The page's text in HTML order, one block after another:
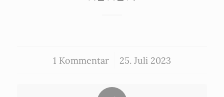
1 Kommentar
/ 25. Juli 2023